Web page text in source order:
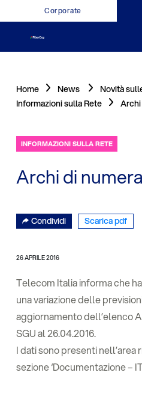
Corporate
Home News
Novità
Informazioni sulla Rete
Archi
INFORMAZIONI SULLA RETE
Archi di
Condividi Scarica pdf
26 APRILE 2016
Telecom Italia informa che
una variazione delle
aggiornamento dell’elenco
SGU al 26.04.2016.
I dati sono presenti
sezione ‘Documentazione –